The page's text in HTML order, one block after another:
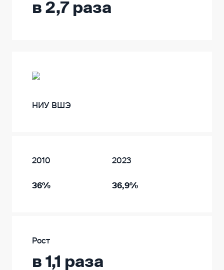
в 2,7 раза
НИУ ВШЭ
2010
36%
2023
36,9%
Рост
в 1,1 раза